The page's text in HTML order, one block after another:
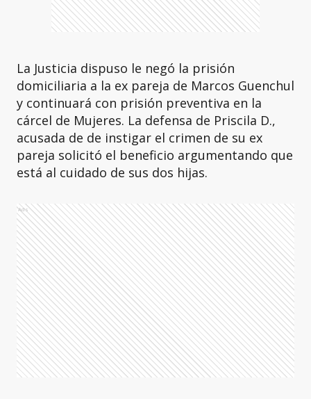
La Justicia dispuso le negó la prisión
domiciliaria a la ex pareja de Marcos Guenchul
y continuará con prisión preventiva en la
cárcel de Mujeres. La defensa de Priscila D.,
acusada de de instigar el crimen de su ex
pareja solicitó el beneficio argumentando que
está al cuidado de sus dos hijas.
Ads